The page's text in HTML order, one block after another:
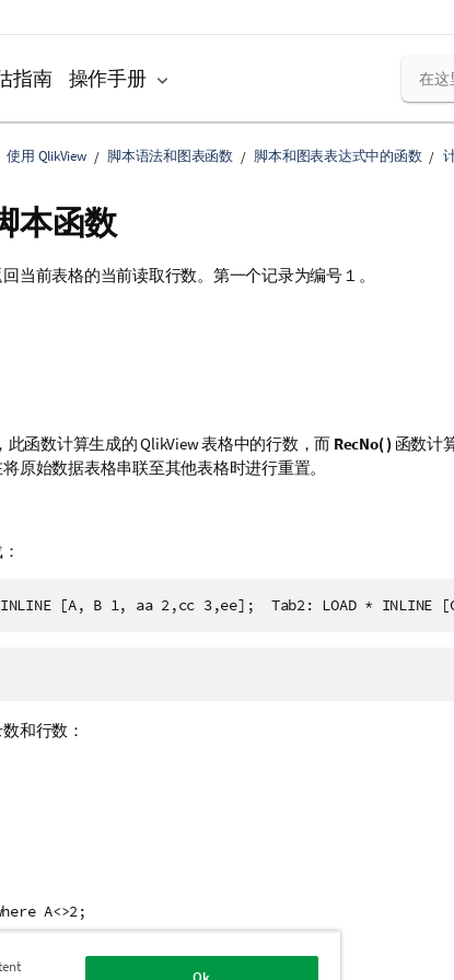
指南 操作手册
使用 QlikView 脚本语法和图表函数 脚本和图表表达式中的函数
本函数
当前表格的当前读取行数。第一个记录为编号１。
此函数计算生成的QlikView表格中的行数，而 RecNo( ) 函数计
原始数据表格串联至其他表格时进行重置。
INLINE [A, B 1, aa 2,cc 3,ee];  Tab2: LOAD * INLINE
和行数：
A<>2;